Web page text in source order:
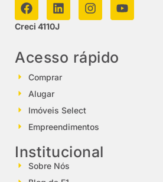
Creci 4110J
Acesso rápido
Comprar
Alugar
Imóveis Select
Empreendimentos
Institucional
Sobre Nós